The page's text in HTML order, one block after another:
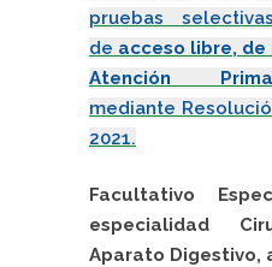
pruebas
de acceso libre,
Atención
mediante
2021.
Facultativo
especialidad
Aparato Digestivo,